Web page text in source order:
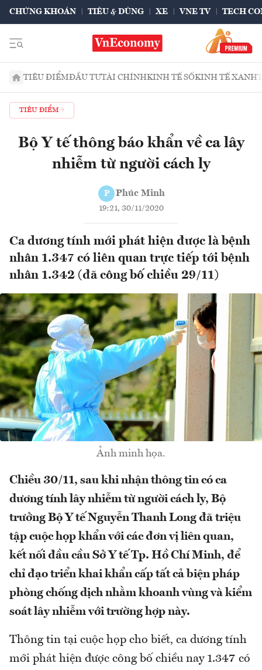
CHỨNG KHOÁN TIÊU & DÙNG XE VNE TV TECH
TIÊU ĐIỂMĐẦU TƯTÀI CHÍNHKINH TẾ SỐKINH TẾ XANH
TIÊU ĐIỂM
Bộ Y tế thông báo khẩn về ca lây
nhiễm từ người cách ly
P Phúc Minh
19:21, 30/11/2020
Ca dương tính mới phát hiện được là bệnh
nhân 1.347 có liên quan trực tiếp tới bệnh
nhân 1.342 (đã công bố chiều 29/11)
Ảnh minh họa.
Chiều 30/11, sau khi nhận thông tin có ca
dương tính lây nhiễm từ người cách ly, Bộ
trưởng Bộ Y tế Nguyễn Thanh Long đã triệu
tập cuộc họp khẩn với các đơn vị liên quan,
kết nối đầu cầu Sở Y tế Tp. Hồ Chí Minh, để
chỉ đạo triển khai khẩn cấp tất cả biện pháp
phòng chống dịch nhằm khoanh vùng và kiểm
soát lây nhiễm với trường hợp này.
Thông tin tại cuộc họp cho biết, ca dương tính
mới phát hiện được công bố chiều nay 1.347 có